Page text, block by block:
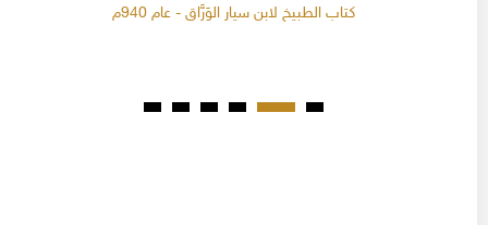
كتاب الطبيخ لابن سيار الوَرَّاق - عام 940م